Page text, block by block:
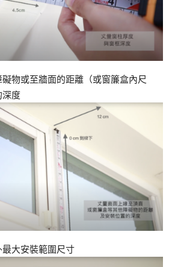
物或至牆面的距離（或窗簾盒內尺
深度
大安裝範圍尺寸